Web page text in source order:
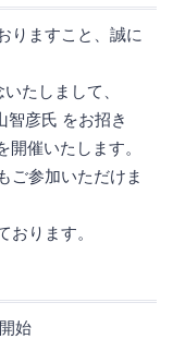
りますこと、誠に
たしまして、
智彦氏 をお招き
催いたします。
ご参加いただけま
ります。
始